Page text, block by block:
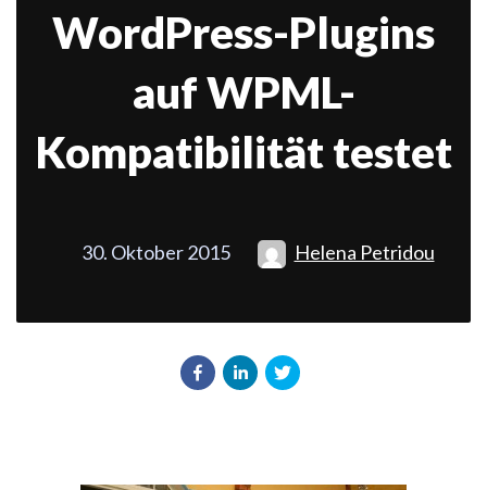
WordPress-Plugins
auf WPML-
Kompatibilität testet
30. Oktober 2015 Helena Petridou